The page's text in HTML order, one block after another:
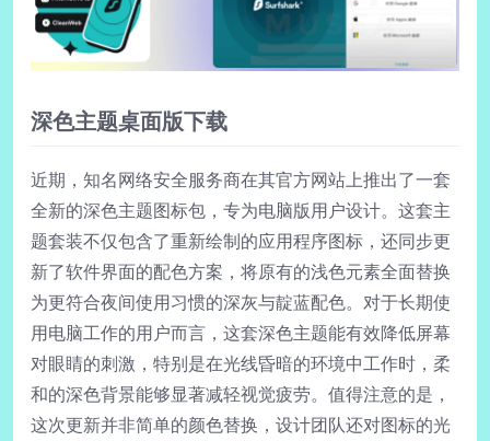
深色主题桌面版下载
近期，知名网络安全服务商在其官方网站上推出了一套
全新的深色主题图标包，专为电脑版用户设计。这套主
题套装不仅包含了重新绘制的应用程序图标，还同步更
新了软件界面的配色方案，将原有的浅色元素全面替换
为更符合夜间使用习惯的深灰与靛蓝配色。对于长期使
用电脑工作的用户而言，这套深色主题能有效降低屏幕
对眼睛的刺激，特别是在光线昏暗的环境中工作时，柔
和的深色背景能够显著减轻视觉疲劳。值得注意的是，
这次更新并非简单的颜色替换，设计团队还对图标的光